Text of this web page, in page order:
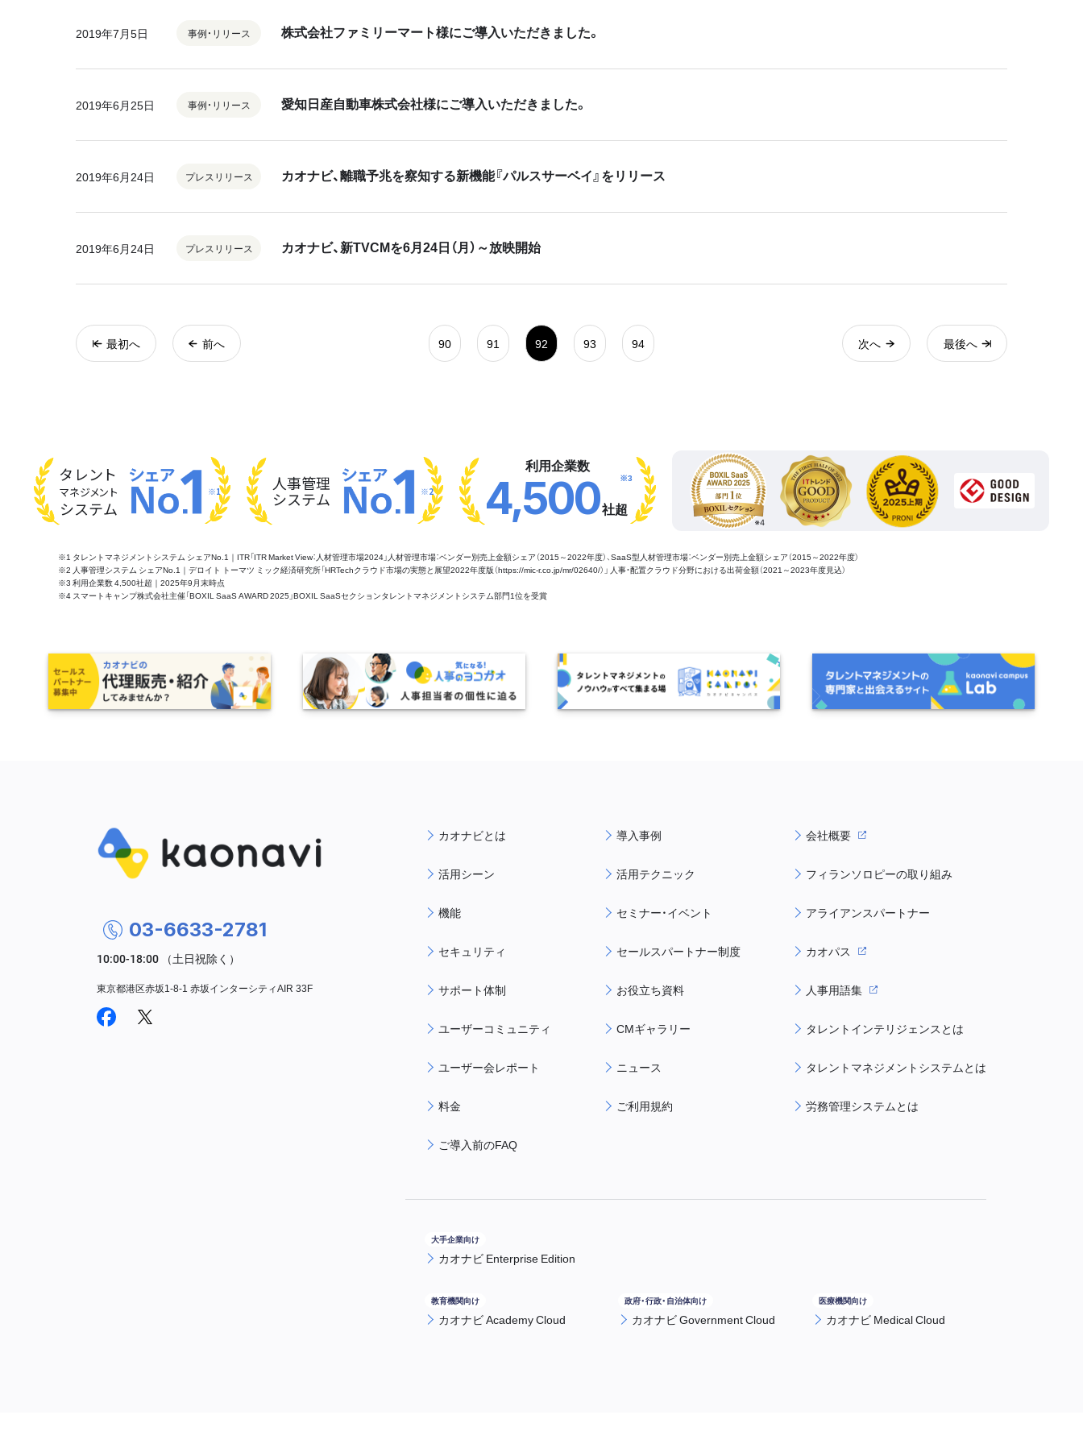
2019年7月5日 事例・リリース 株式会社ファミリーマート様にご導入いただきました。
2019年6月25日 事例・リリース 愛知日産自動車株式会社様にご導入いただきました。
2019年6月24日 プレスリリース カオナビ、離職予兆を察知する新機能『パルスサーベイ』をリリース
2019年6月24日 プレスリリース カオナビ、新TVCMを6月24日（月）～放映開始
最初へ 前へ 90 91 92 93 94 次へ 最後へ
タレント
マネジメント
システム
※1 人事管理
システム ※2
利用企業数
4,500社超
※3
※1 タレントマネジメントシステム シェアNo.1｜ITR「ITR Market View：人材管理市場2024」人材管理市場：ベンダー別売上金額シェア（2015～2022年度）、SaaS型人材管理市場：ベンダー別売上金額シェア（2015～2022年度）
※2 人事管理システム シェアNo.1｜デロイト トーマツ ミック経済研究所「HRTechクラウド市場の実態と展望2022年度版（https://mic-r.co.jp/mr/02640/）」 人事・配置クラウド分野における出荷金額（2021～2023年度見込）
※3 利用企業数 4,500社超｜2025年9月末時点
※4 スマートキャンプ株式会社主催「BOXIL SaaS AWARD 2025」BOXIL SaaSセクションタレントマネジメントシステム部門1位を受賞
カオナビとは
活用シーン
機能
セキュリティ
サポート体制
ユーザーコミュニティ
ユーザー会レポート
料金
ご導入前のFAQ
導入事例
活用テクニック
セミナー・イベント
セールスパートナー制度
お役立ち資料
CMギャラリー
ニュース
ご利用規約
会社概要
フィランソロピーの取り組み
アライアンスパートナー
カオパス
人事用語集
タレントインテリジェンスとは
タレントマネジメントシステムとは
労務管理システムとは
カオナビ Enterprise Edition
カオナビ Academy Cloud カオナビ Government Cloud カオナビ Medical Cloud
03-6633-2781
東京都港区赤坂1-8-1 赤坂インターシティAIR 33F